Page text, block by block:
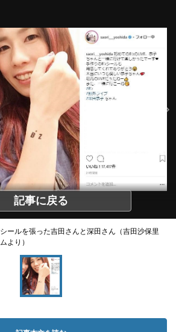
記事に戻る
ールを張った吉田さんと深田さん（吉田沙保里
より）